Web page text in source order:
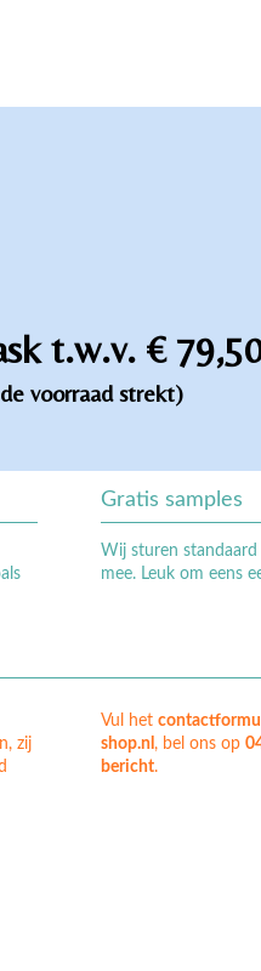
t.w.v. €
voorraad strekt)
Gratis samples
Wij sturen standaard
mee. Leuk om eens
zij
Vul het
shop.nl , bel ons op
bericht.